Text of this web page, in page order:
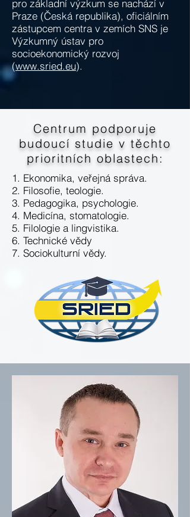
pro základní výzkum se nachází v
Praze (Česká republika), oficiálním
zástupcem centra v zemích SNS je
Výzkumný ústav pro
socioekonomický rozvoj
(www.sried.eu).
Centrum podporuje
budoucí studie v těchto
prioritních oblastech:
1. Ekonomika, veřejná správa.
2. Filosofie, teologie.
3. Pedagogika, psychologie.
4. Medicína, stomatologie.
5. Filologie a lingvistika.
6. Technické vědy
7. Sociokulturní vědy.